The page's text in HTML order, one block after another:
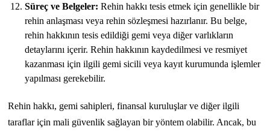
Süreç ve Belgeler: Rehin hakkı tesis etmek için genellikle bir
rehin anlaşması veya rehin sözleşmesi hazırlanır. Bu belge,
rehin hakkının tesis edildiği gemi veya diğer varlıkların
detaylarını içerir. Rehin hakkının kaydedilmesi ve resmiyet
kazanması için ilgili gemi sicili veya kayıt kurumunda işlemler
yapılması gerekebilir.
Rehin hakkı, gemi sahipleri, finansal kuruluşlar ve diğer ilgili
taraflar için mali güvenlik sağlayan bir yöntem olabilir. Ancak, bu